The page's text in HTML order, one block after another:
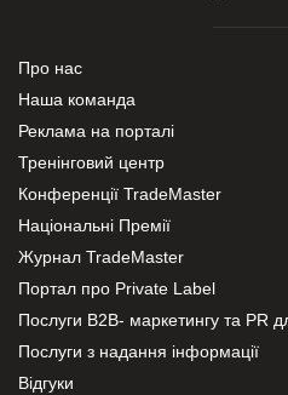
Про нас
Наша команда
Реклама на порталі
Тренінговий центр
Конференції TradeMaster
Національні Премії
Журнал TradeMaster
Портал про Private Label
Послуги В2В- маркетингу та PR
Послуги з надання інформації
Відгуки